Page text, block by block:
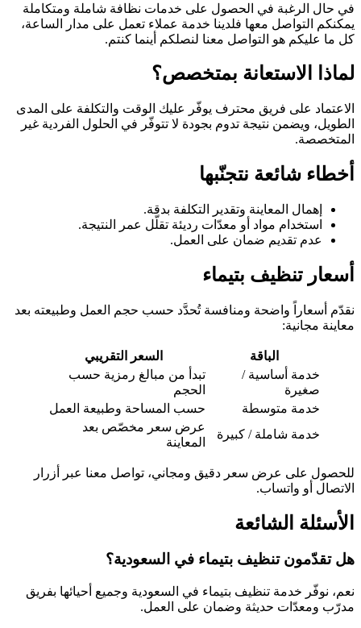
في حال الرغبة في الحصول على خدمات نظافة شاملة ومتكاملة
يمكنكم التواصل معها فلدينا خدمة عملاء تعمل على مدار الساعة،
كل ما عليكم هو التواصل معنا لنصلكم أينما كنتم.
لماذا الاستعانة بمتخصص؟
الاعتماد على فريق محترف يوفّر عليك الوقت والتكلفة على المدى
الطويل، ويضمن نتيجة تدوم بجودة لا تتوفّر في الحلول الفردية غير
المتخصصة.
أخطاء شائعة نتجنّبها
إهمال المعاينة وتقدير التكلفة بدقة.
استخدام مواد أو معدّات رديئة تقلّل عمر النتيجة.
عدم تقديم ضمان على العمل.
أسعار تنظيف بتيماء
نقدّم أسعاراً واضحة ومنافسة تُحدَّد حسب حجم العمل وطبيعته بعد
معاينة مجانية:
الباقة
السعر التقريبي
خدمة أساسية /
صغيرة
تبدأ من مبالغ رمزية حسب
الحجم
خدمة متوسطة
حسب المساحة وطبيعة العمل
خدمة شاملة / كبيرة
عرض سعر مخصّص بعد
المعاينة
للحصول على عرض سعر دقيق ومجاني، تواصل معنا عبر أزرار
الاتصال أو واتساب.
الأسئلة الشائعة
هل تقدّمون تنظيف بتيماء في السعودية؟
نعم، نوفّر خدمة تنظيف بتيماء في السعودية وجميع أحيائها بفريق
مدرّب ومعدّات حديثة وضمان على العمل.